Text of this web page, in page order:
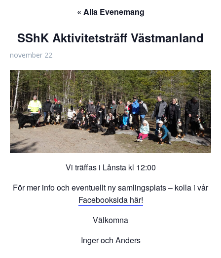
« Alla Evenemang
SShK Aktivitetsträff Västmanland
november 22
Vi träffas i Lånsta kl 12:00
För mer info och eventuellt ny samlingsplats – kolla i vår
Facebooksida här!
Välkomna
Inger och Anders